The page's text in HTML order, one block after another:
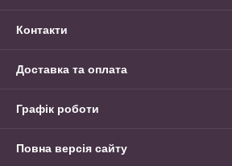
Контакти
Доставка та оплата
Графік роботи
Повна версія сайту